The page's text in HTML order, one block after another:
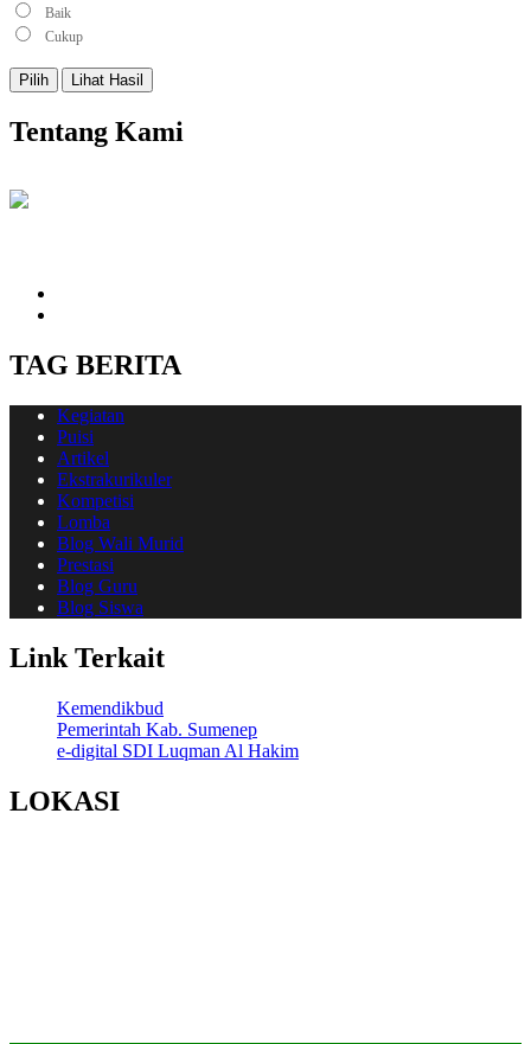
Baik
Cukup
Pilih Lihat Hasil
Tentang Kami
TAG BERITA
Kegiatan
Puisi
Artikel
Ekstrakurikuler
Kompetisi
Lomba
Blog Wali Murid
Prestasi
Blog Guru
Blog Siswa
Link Terkait
Kemendikbud
Pemerintah Kab. Sumenep
e-digital SDI Luqman Al Hakim
LOKASI